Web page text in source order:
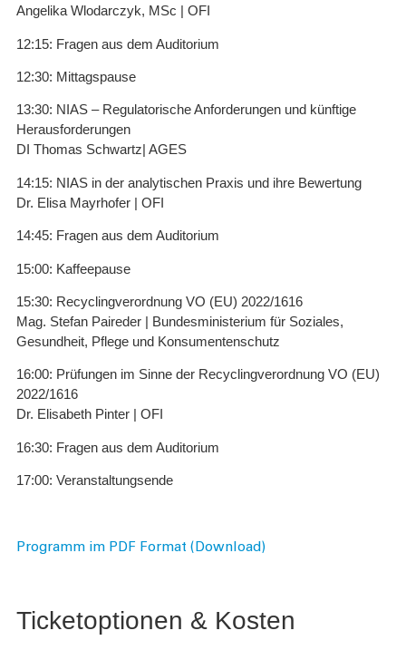
Angelika Wlodarczyk, MSc | OFI
12:15: Fragen aus dem Auditorium
12:30: Mittagspause
13:30: NIAS – Regulatorische Anforderungen und künftige
Herausforderungen
DI Thomas Schwartz| AGES
14:15: NIAS in der analytischen Praxis und ihre Bewertung
Dr. Elisa Mayrhofer | OFI
14:45: Fragen aus dem Auditorium
15:00: Kaffeepause
15:30: Recyclingverordnung VO (EU) 2022/1616
Mag. Stefan Paireder | Bundesministerium für Soziales,
Gesundheit, Pflege und Konsumentenschutz
16:00: Prüfungen im Sinne der Recyclingverordnung VO (EU)
2022/1616
Dr. Elisabeth Pinter | OFI
16:30: Fragen aus dem Auditorium
17:00: Veranstaltungsende
Programm im PDF Format (Download)
Ticketoptionen & Kosten